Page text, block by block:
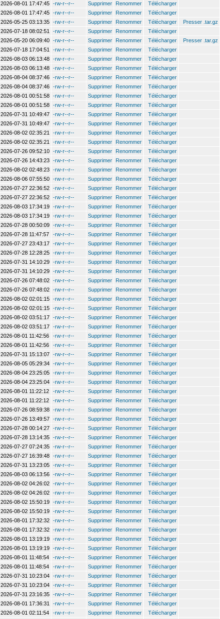
2026-08-01 17:47:45 -rw-r--r-- Supprimer Renommer
Télécharger
2026-08-01 17:47:45 -rw-r--r-- Supprimer Renommer
Télécharger
2026-05-25 03:13:35 -rw-r--r-- Supprimer Renommer Télécharger
Presser .tar.gz
2026-07-18 08:02:51 -rw-r--r-- Supprimer Renommer
Télécharger
2026-05-20 06:09:40 -rw-r--r-- Supprimer Renommer Télécharger
Presser .tar.gz
2026-07-18 17:04:51 -rw-r--r-- Supprimer Renommer
Télécharger
2026-08-03 06:13:48 -rw-r--r-- Supprimer Renommer
Télécharger
2026-08-03 06:13:48 -rw-r--r-- Supprimer Renommer
Télécharger
2026-08-04 08:37:46 -rw-r--r-- Supprimer Renommer
Télécharger
2026-08-04 08:37:46 -rw-r--r-- Supprimer Renommer
Télécharger
2026-08-01 00:51:58 -rw-r--r-- Supprimer Renommer
Télécharger
2026-08-01 00:51:58 -rw-r--r-- Supprimer Renommer
Télécharger
2026-07-31 10:49:47 -rw-r--r-- Supprimer Renommer
Télécharger
2026-07-31 10:49:47 -rw-r--r-- Supprimer Renommer
Télécharger
2026-08-02 02:35:21 -rw-r--r-- Supprimer Renommer
Télécharger
2026-08-02 02:35:21 -rw-r--r-- Supprimer Renommer
Télécharger
2026-07-26 09:52:10 -rw-r--r-- Supprimer Renommer
Télécharger
2026-07-26 14:43:23 -rw-r--r-- Supprimer Renommer
Télécharger
2026-08-02 02:48:23 -rw-r--r-- Supprimer Renommer
Télécharger
2026-08-06 07:55:50 -rw-r--r-- Supprimer Renommer
Télécharger
2026-07-27 22:36:52 -rw-r--r-- Supprimer Renommer
Télécharger
2026-07-27 22:36:52 -rw-r--r-- Supprimer Renommer
Télécharger
2026-08-03 17:34:19 -rw-r--r-- Supprimer Renommer
Télécharger
2026-08-03 17:34:19 -rw-r--r-- Supprimer Renommer
Télécharger
2026-07-28 00:50:09 -rw-r--r-- Supprimer Renommer
Télécharger
2026-07-28 11:47:57 -rw-r--r-- Supprimer Renommer
Télécharger
2026-07-27 23:43:17 -rw-r--r-- Supprimer Renommer
Télécharger
2026-07-28 12:28:25 -rw-r--r-- Supprimer Renommer
Télécharger
2026-07-31 14:10:29 -rw-r--r-- Supprimer Renommer
Télécharger
2026-07-31 14:10:29 -rw-r--r-- Supprimer Renommer
Télécharger
2026-07-26 07:48:02 -rw-r--r-- Supprimer Renommer
Télécharger
2026-07-26 07:48:02 -rw-r--r-- Supprimer Renommer
Télécharger
2026-08-02 02:01:15 -rw-r--r-- Supprimer Renommer
Télécharger
2026-08-02 02:01:15 -rw-r--r-- Supprimer Renommer
Télécharger
2026-08-02 03:51:17 -rw-r--r-- Supprimer Renommer
Télécharger
2026-08-02 03:51:17 -rw-r--r-- Supprimer Renommer
Télécharger
2026-08-01 11:42:56 -rw-r--r-- Supprimer Renommer
Télécharger
2026-08-01 11:42:56 -rw-r--r-- Supprimer Renommer
Télécharger
2026-07-31 15:13:07 -rw-r--r-- Supprimer Renommer
Télécharger
2026-08-05 05:29:34 -rw-r--r-- Supprimer Renommer
Télécharger
2026-08-04 23:25:05 -rw-r--r-- Supprimer Renommer
Télécharger
2026-08-04 23:25:04 -rw-r--r-- Supprimer Renommer
Télécharger
2026-08-01 11:22:12 -rw-r--r-- Supprimer Renommer
Télécharger
2026-08-01 11:22:12 -rw-r--r-- Supprimer Renommer
Télécharger
2026-07-26 08:59:38 -rw-r--r-- Supprimer Renommer
Télécharger
2026-07-26 13:49:57 -rw-r--r-- Supprimer Renommer
Télécharger
2026-07-28 00:14:27 -rw-r--r-- Supprimer Renommer
Télécharger
2026-07-28 13:14:35 -rw-r--r-- Supprimer Renommer
Télécharger
2026-07-27 07:24:35 -rw-r--r-- Supprimer Renommer
Télécharger
2026-07-27 16:39:48 -rw-r--r-- Supprimer Renommer
Télécharger
2026-07-31 13:23:05 -rw-r--r-- Supprimer Renommer
Télécharger
2026-08-03 06:13:56 -rw-r--r-- Supprimer Renommer
Télécharger
2026-08-02 04:26:02 -rw-r--r-- Supprimer Renommer
Télécharger
2026-08-02 04:26:02 -rw-r--r-- Supprimer Renommer
Télécharger
2026-08-02 15:50:19 -rw-r--r-- Supprimer Renommer
Télécharger
2026-08-02 15:50:19 -rw-r--r-- Supprimer Renommer
Télécharger
2026-08-01 17:32:32 -rw-r--r-- Supprimer Renommer
Télécharger
2026-08-01 17:32:32 -rw-r--r-- Supprimer Renommer
Télécharger
2026-08-01 13:19:19 -rw-r--r-- Supprimer Renommer
Télécharger
2026-08-01 13:19:19 -rw-r--r-- Supprimer Renommer
Télécharger
2026-08-01 11:48:54 -rw-r--r-- Supprimer Renommer
Télécharger
2026-08-01 11:48:54 -rw-r--r-- Supprimer Renommer
Télécharger
2026-07-31 10:23:04 -rw-r--r-- Supprimer Renommer
Télécharger
2026-07-31 10:23:04 -rw-r--r-- Supprimer Renommer
Télécharger
2026-07-31 23:16:35 -rw-r--r-- Supprimer Renommer
Télécharger
2026-08-01 17:36:31 -rw-r--r-- Supprimer Renommer
Télécharger
2026-08-01 02:11:54 -rw-r--r-- Supprimer Renommer Télécharger